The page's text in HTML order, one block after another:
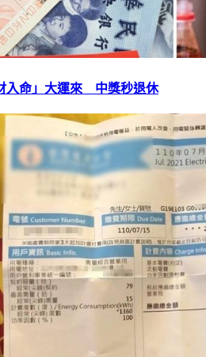
入命」大運來 中獎秒退休